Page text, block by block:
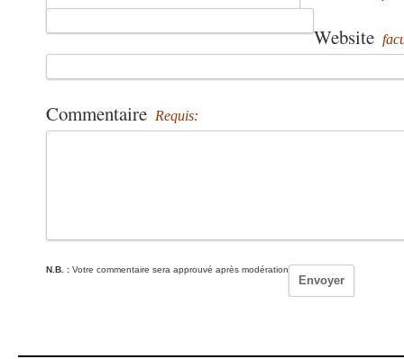
Website
Commentaire Requis:
N.B. : Votre commentaire sera approuvé après modération